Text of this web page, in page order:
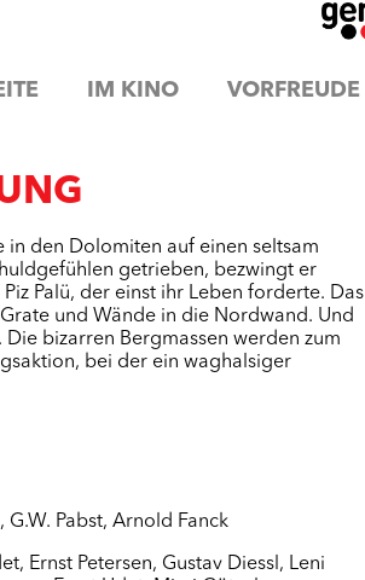
IM KINO VORFREUDE
in den Dolomiten auf einen seltsam
getrieben, bezwingt er
Palü, der einst ihr Leben forderte. Das
und Wände in die Nordwand. Und
bizarren Bergmassen werden zum
bei der ein waghalsiger
, G.W. Pabst,Arnold Fanck
, Ernst Petersen, Gustav Diessl , Leni